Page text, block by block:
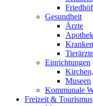
Gesundheit
Ärzte
Tierärzte
Einrichtungen
Museen
Kommunale
Freizeit & Tourismus